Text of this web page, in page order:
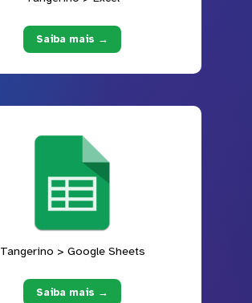
Saiba mais →
Tangerino > Google Sheets
Saiba mais →